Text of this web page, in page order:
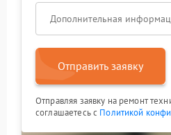
Отправить заявку
Отправляя заявку на ремонт
соглашаетесь с Политикой